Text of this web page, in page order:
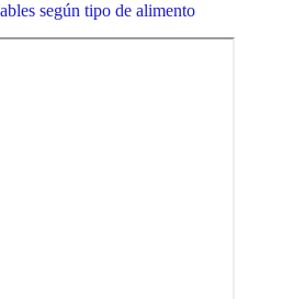
según tipo de alimento